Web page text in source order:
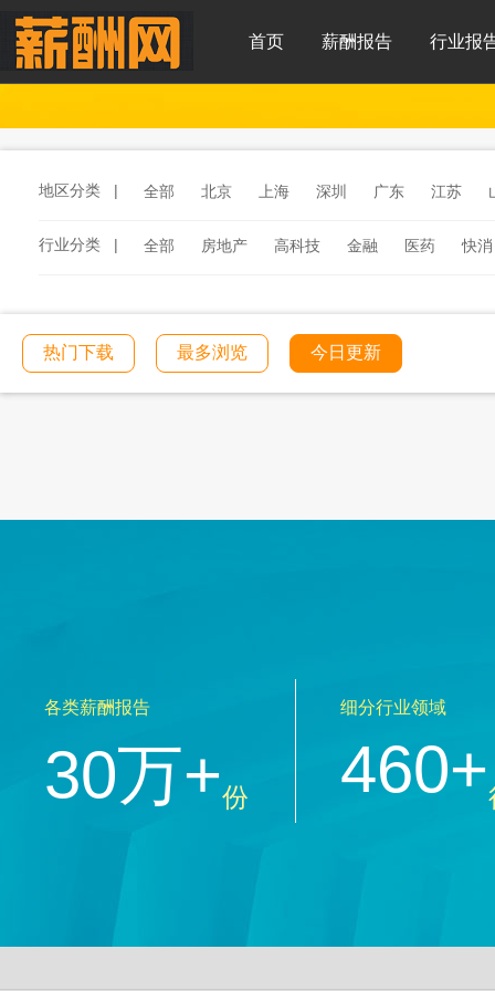
首页 薪酬报告 行业报
地区分类 | 全部 北京 上海 深圳 广东 江苏
行业分类 | 全部 房地产 高科技 金融 医药
快消
工程建筑
文化传媒 学校教育 医院医疗
热门下载 最多浏览 今日更新
各类薪酬报告
30万+份
细分行业领域
460+